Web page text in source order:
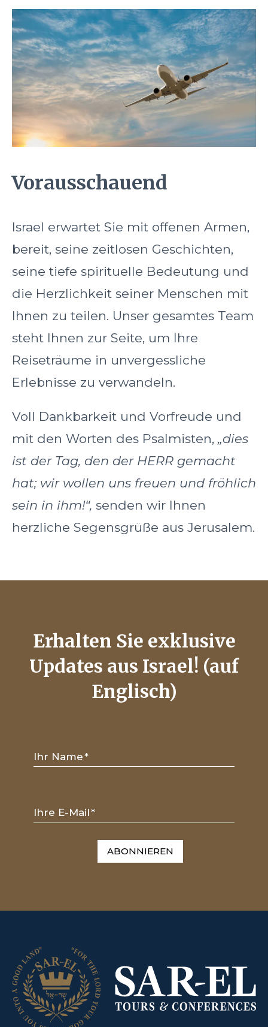
Vorausschauend
Israel erwartet Sie mit offenen Armen,
bereit, seine zeitlosen Geschichten,
seine tiefe spirituelle Bedeutung und
die Herzlichkeit seiner Menschen mit
Ihnen zu teilen. Unser gesamtes Team
steht Ihnen zur Seite, um Ihre
Reiseträume in unvergessliche
Erlebnisse zu verwandeln.
Voll Dankbarkeit und Vorfreude und
mit den Worten des Psalmisten, „dies
ist der Tag, den der HERR gemacht
hat; wir wollen uns freuen und fröhlich
sein in ihm!“, senden wir Ihnen
herzliche Segensgrüße aus Jerusalem.
Erhalten Sie exklusive
Updates aus Israel! (auf
Englisch)
Ihr Name*
Ihre E-Mail*
ABONNIEREN